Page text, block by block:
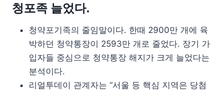
청포족 늘었다.
청약포기족의 줄임말이다. 한때 2900만 개에 육
박하던 청약통장이 2593만 개로 줄었다. 장기 가
입자들 중심으로 청약통장 해지가 크게 늘었다는
분석이다.
리얼투데이 관계자는 “서울 등 핵심 지역은 당첨